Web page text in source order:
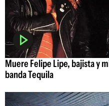
Muere Felipe Lipe, bajista y
banda Tequila